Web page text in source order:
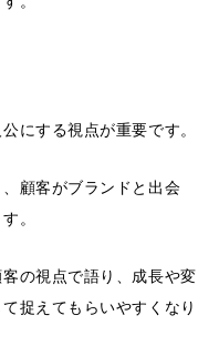
にする視点が重要です。
顧客がブランドと出会
。
の視点で語り、成長や変
捉えてもらいやすくなり